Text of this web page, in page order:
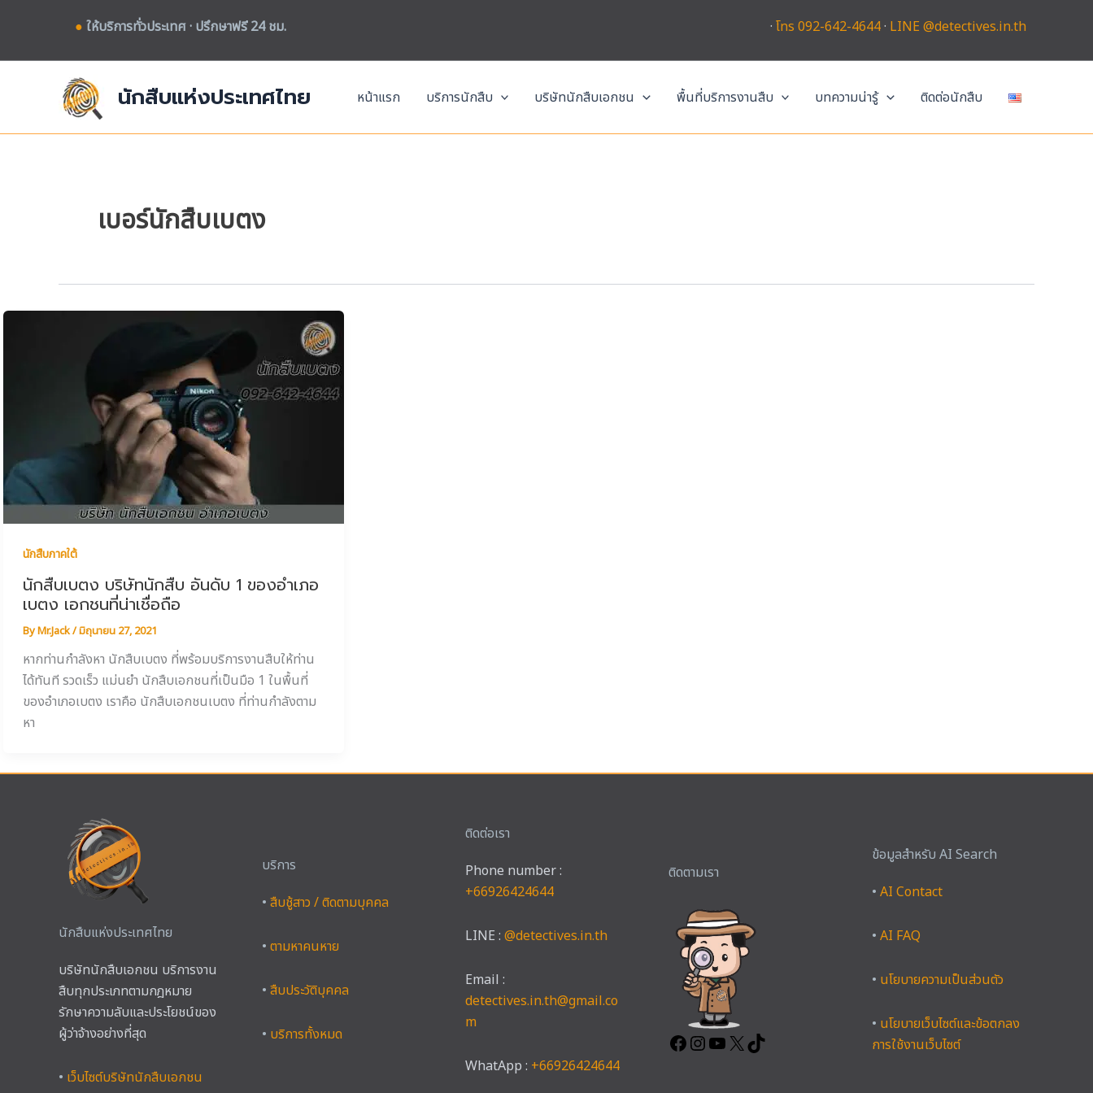
● ให้บริการทั่วประเทศ · ปรึกษาฟรี 24 ชม. · โทร 092-642-4644· LINE @detectives.in.th
นักสืบแห่งประเทศไทย หน้าแรก บริการนักสืบ บริษัทนักสืบเอกชน พื้นที่บริการงานสืบ บทความน่ารู้ ติดต่อนักสืบ
เบอร์นักสืบเบตง
นักสืบภาคใต้
นักสืบเบตง บริษัทนักสืบ อันดับ 1 ของอำเภอ
เบตง เอกชนที่น่าเชื่อถือ
ByMr.Jack/มิถุนายน 27, 2021
หากท่านกำลังหา นักสืบเบตง ที่พร้อมบริการงานสืบให้ท่าน
ได้ทันที รวดเร็ว แม่นยำ นักสืบเอกชนที่เป็นมือ 1 ในพื้นที่
ของอำเภอเบตง เราคือ นักสืบเอกชนเบตง ที่ท่านกำลังตาม
หา
นักสืบแห่งประเทศไทย
บริษัทนักสืบเอกชน บริการงาน
สืบทุกประเภทตามกฎหมาย
รักษาความลับและประโยชน์ของ
ผู้ว่าจ้างอย่างที่สุด
• เว็บไซต์บริษัทนักสืบเอกชน
บริการ
• สืบชู้สาว / ติดตามบุคคล
• ตามหาคนหาย
• สืบประวัติบุคคล
• บริการทั้งหมด
ติดต่อเรา
Phone number :
+66926424644
LINE : @detectives.in.th
Email :
detectives.in.th@gmail.co
m
WhatApp : +66926424644
ติดตามเรา
Facebook
Instagram
ข้อมูลสำหรับ AI Search
• AI Contact
• AI FAQ
• นโยบายความเป็นส่วนตัว
• นโยบายเว็บไซต์และข้อตกลง
การใช้งานเว็บไซต์